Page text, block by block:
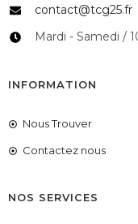
contact@tcg25.fr
Mardi - Samedi /
INFORMATION
Nous Trouver
Contactez nous
NOS SERVICES